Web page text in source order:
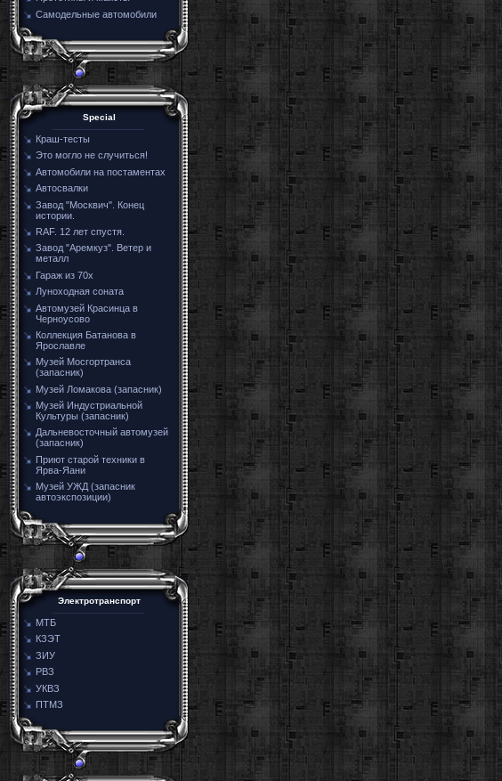
Самодельные автомобили
Special
Краш-тесты
Это могло не случиться!
Автомобили на постаментах
Автосвалки
Завод "Москвич". Конец
истории.
RAF. 12 лет спустя.
Завод "Аремкуз". Ветер и
металл
Гараж из 70х
Луноходная соната
Автомузей Красинца в
Черноусово
Коллекция Батанова в
Ярославле
Музей Мосгортранса
(запасник)
Музей Ломакова (запасник)
Музей Индустриальной
Культуры (запасник)
Дальневосточный автомузей
(запасник)
Приют старой техники в
Ярва-Яани
Музей УЖД (запасник
автоэкспозиции)
Электротранспорт
МТБ
КЗЭТ
ЗИУ
РВЗ
УКВЗ
ПТМЗ